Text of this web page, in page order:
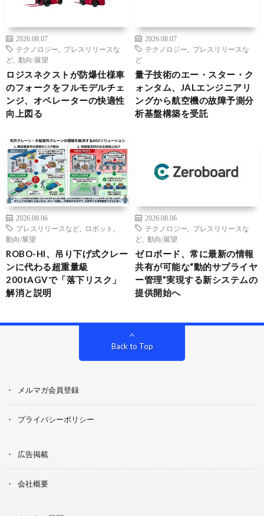
2026.08.07
テクノロジー
プレスリリースな
ど
動向/展望
ロジスネクストが防爆仕様車
のフォークをフルモデルチェ
ンジ、オペレーターの快適性
向上図る
2026.08.07
テクノロジー
プレスリリースな
ど
量子技術のエー・スター・ク
ォンタム、JALエンジニアリ
ングから航空機の故障予測分
析基盤構築を受託
2026.08.06
プレスリリースなど
ロボット
動向/展望
ROBO-HI、吊り下げ式クレー
ンに代わる超重量級
200tAGVで「落下リスク」
解消と説明
2026.08.06
テクノロジー
プレスリリースな
ど
動向/展望
ゼロボード、常に最新の情報
共有が可能な“動的サプライヤ
ー管理”実現する新システムの
提供開始へ
Back to Top
メルマガ会員登録
プライバシーポリシー
広告掲載
会社概要